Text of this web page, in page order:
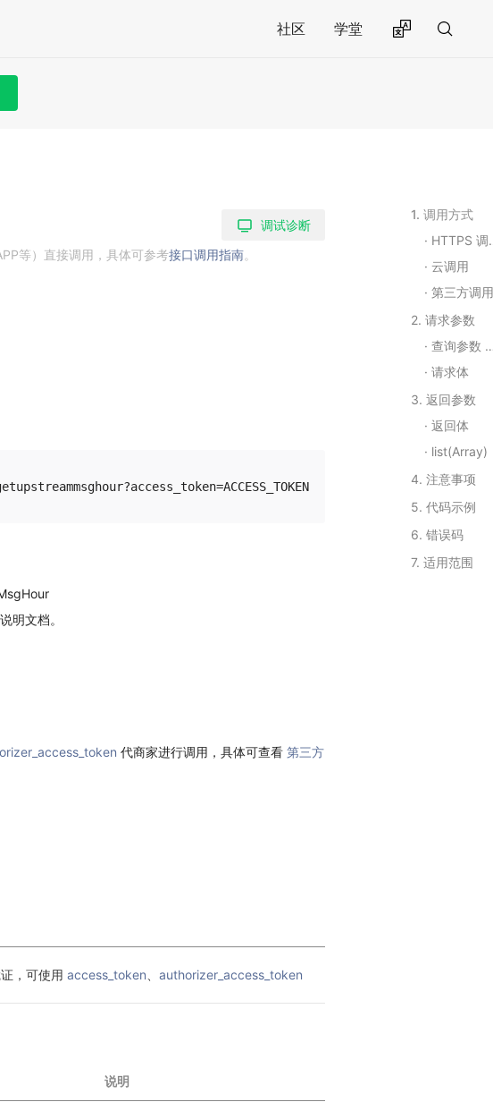
社区 学堂
调试诊断
等）直接调用，具体可参考接口调用指南。
说明文档。
代商家进行调用，具体可查看 第三方
，可使用 access_token authorizer_access_token
说明
1. 调用方式
HTTPS 调用
云调用
第三方调用
2. 请求参数
查询参数 Query String Parameters
请求体
3. 返回参数
返回体
list(Array)
4. 注意事项
5. 代码示例
6. 错误码
7. 适用范围